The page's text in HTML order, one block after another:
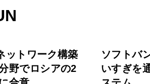
ットワーク構築
野でロシアの2
ソフトバ
いすぎを